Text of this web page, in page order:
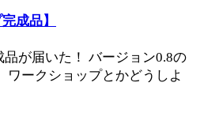
成品】
が届いた！ バージョン0.8の
ワークショップとかどうしよ